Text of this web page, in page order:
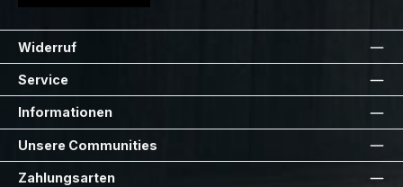
Widerruf
Service
Informationen
Unsere Communities
Zahlungsarten